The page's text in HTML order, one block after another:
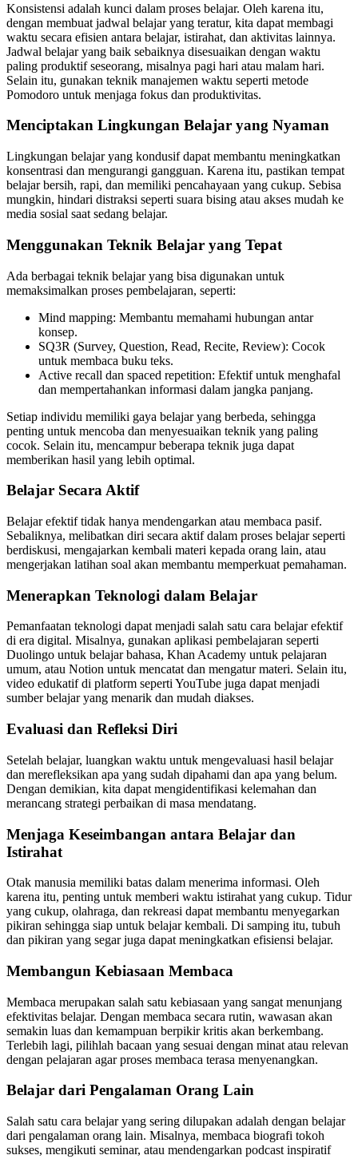
Konsistensi adalah kunci dalam proses belajar. Oleh karena itu,
dengan membuat jadwal belajar yang teratur, kita dapat membagi
waktu secara efisien antara belajar, istirahat, dan aktivitas lainnya.
Jadwal belajar yang baik sebaiknya disesuaikan dengan waktu
paling produktif seseorang, misalnya pagi hari atau malam hari.
Selain itu, gunakan teknik manajemen waktu seperti metode
Pomodoro untuk menjaga fokus dan produktivitas.
Menciptakan Lingkungan Belajar yang Nyaman
Lingkungan belajar yang kondusif dapat membantu meningkatkan
konsentrasi dan mengurangi gangguan. Karena itu, pastikan tempat
belajar bersih, rapi, dan memiliki pencahayaan yang cukup. Sebisa
mungkin, hindari distraksi seperti suara bising atau akses mudah ke
media sosial saat sedang belajar.
Menggunakan Teknik Belajar yang Tepat
Ada berbagai teknik belajar yang bisa digunakan untuk
memaksimalkan proses pembelajaran, seperti:
Mind mapping: Membantu memahami hubungan antar
konsep.
SQ3R (Survey, Question, Read, Recite, Review): Cocok
untuk membaca buku teks.
Active recall dan spaced repetition: Efektif untuk menghafal
dan mempertahankan informasi dalam jangka panjang.
Setiap individu memiliki gaya belajar yang berbeda, sehingga
penting untuk mencoba dan menyesuaikan teknik yang paling
cocok. Selain itu, mencampur beberapa teknik juga dapat
memberikan hasil yang lebih optimal.
Belajar Secara Aktif
Belajar efektif tidak hanya mendengarkan atau membaca pasif.
Sebaliknya, melibatkan diri secara aktif dalam proses belajar seperti
berdiskusi, mengajarkan kembali materi kepada orang lain, atau
mengerjakan latihan soal akan membantu memperkuat pemahaman.
Menerapkan Teknologi dalam Belajar
Pemanfaatan teknologi dapat menjadi salah satu cara belajar efektif
di era digital. Misalnya, gunakan aplikasi pembelajaran seperti
Duolingo untuk belajar bahasa, Khan Academy untuk pelajaran
umum, atau Notion untuk mencatat dan mengatur materi. Selain itu,
video edukatif di platform seperti YouTube juga dapat menjadi
sumber belajar yang menarik dan mudah diakses.
Evaluasi dan Refleksi Diri
Setelah belajar, luangkan waktu untuk mengevaluasi hasil belajar
dan merefleksikan apa yang sudah dipahami dan apa yang belum.
Dengan demikian, kita dapat mengidentifikasi kelemahan dan
merancang strategi perbaikan di masa mendatang.
Menjaga Keseimbangan antara Belajar dan
Istirahat
Otak manusia memiliki batas dalam menerima informasi. Oleh
karena itu, penting untuk memberi waktu istirahat yang cukup. Tidur
yang cukup, olahraga, dan rekreasi dapat membantu menyegarkan
pikiran sehingga siap untuk belajar kembali. Di samping itu, tubuh
dan pikiran yang segar juga dapat meningkatkan efisiensi belajar.
Membangun Kebiasaan Membaca
Membaca merupakan salah satu kebiasaan yang sangat menunjang
efektivitas belajar. Dengan membaca secara rutin, wawasan akan
semakin luas dan kemampuan berpikir kritis akan berkembang.
Terlebih lagi, pilihlah bacaan yang sesuai dengan minat atau relevan
dengan pelajaran agar proses membaca terasa menyenangkan.
Belajar dari Pengalaman Orang Lain
Salah satu cara belajar yang sering dilupakan adalah dengan belajar
dari pengalaman orang lain. Misalnya, membaca biografi tokoh
sukses, mengikuti seminar, atau mendengarkan podcast inspiratif